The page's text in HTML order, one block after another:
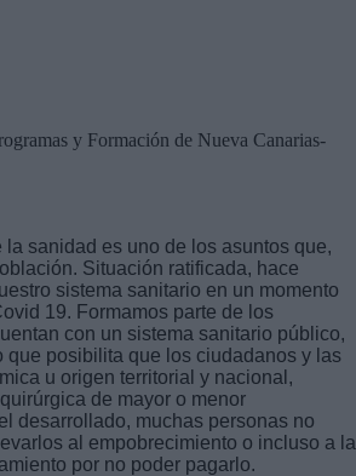
y Formación de Nueva Canarias-
sanidad es uno de los asuntos que,
Situación ratificada, hace
sistema sanitario en un momento
19. Formamos parte de los
con un sistema sanitario público,
posibilita que los ciudadanos y las
u origen territorial y nacional,
de mayor o menor
desarrollado, muchas personas no
al empobrecimiento o incluso a la
por no poder pagarlo.